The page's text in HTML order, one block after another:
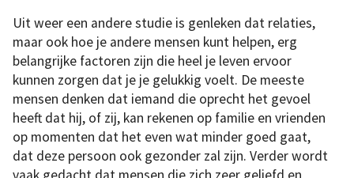
Uit weer een andere studie is genleken dat relaties,
maar ook hoe je andere mensen kunt helpen, erg
belangrijke factoren zijn die heel je leven ervoor
kunnen zorgen dat je je gelukkig voelt. De meeste
mensen denken dat iemand die oprecht het gevoel
heeft dat hij, of zij, kan rekenen op familie en vrienden
op momenten dat het even wat minder goed gaat,
dat deze persoon ook gezonder zal zijn. Verder wordt